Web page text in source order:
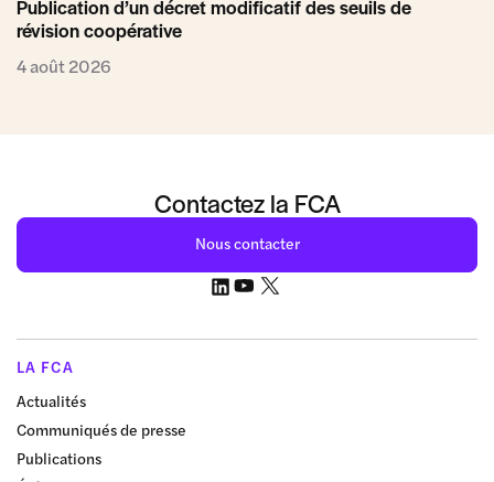
Publication d’un décret modificatif des seuils de
révision coopérative
4 août 2026
Contactez la FCA
Nous contacter
LA FCA
Actualités
Communiqués de presse
Publications